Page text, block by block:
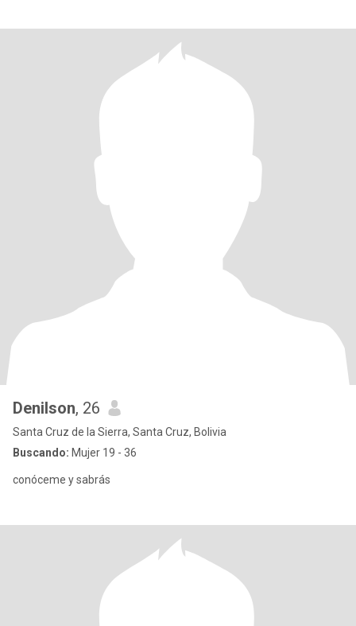
Denilson, 26
Santa Cruz de la Sierra, Santa Cruz, Bolivia
Buscando: Mujer 19 - 36
conóceme y sabrás